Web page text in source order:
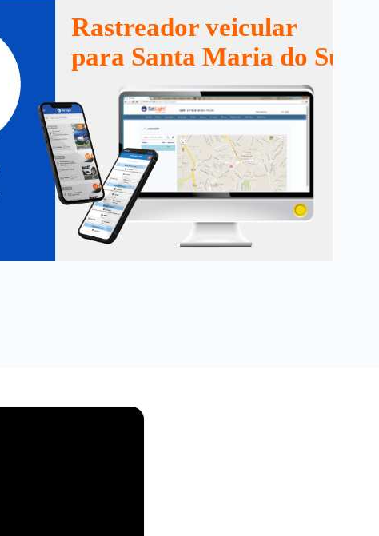
Rastreador veicular
para Santa Maria do